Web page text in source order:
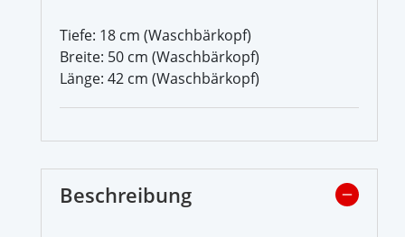
Tiefe: 18 cm (Waschbärkopf)
Breite: 50 cm (Waschbärkopf)
Länge: 42 cm (Waschbärkopf)
Beschreibung